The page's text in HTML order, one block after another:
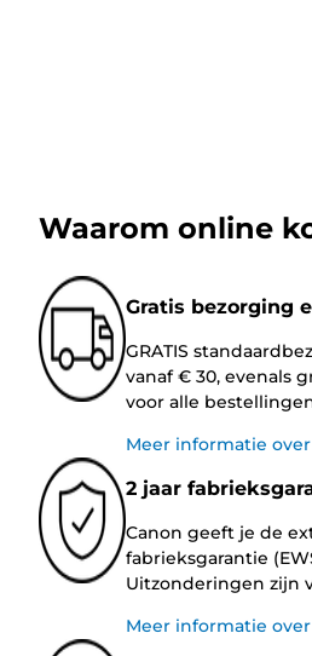
Waarom online
Gratis bezorging
GRATIS
vanaf € 30, evenals
voor alle
Meer informatie
2 jaar
Canon geeft je de
fabrieksgarantie
Uitzonderingen zijn
Meer informatie